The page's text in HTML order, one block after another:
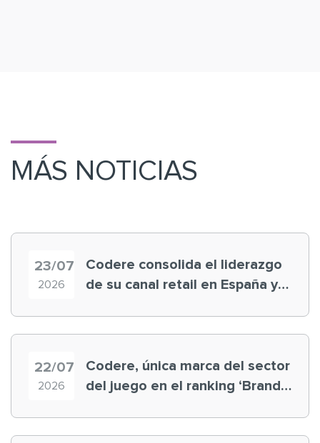
MÁS NOTICIAS
23/07
2026
Codere consolida el liderazgo
de su canal retail en España y
22/07
2026
Codere, única marca del sector
del juego en el ranking ‘Brand